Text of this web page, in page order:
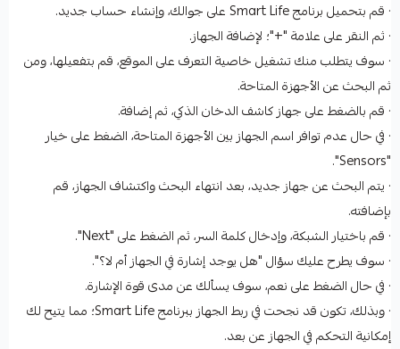
· قم بتحميل برنامج Smart Life على جوالك، وإنشاء حساب جديد.
· ثم النقر على علامة "+"؛ لإضافة الجهاز.
· سوف يتطلب منك تشغيل خاصية التعرف على الموقع، قم بتفعيلها، ومن
ثم البحث عن الأجهزة المتاحة.
· قم بالضغط على جهاز كاشف الدخان الذكي، ثم إضافة.
· في حال عدم توافر اسم الجهاز بين الأجهزة المتاحة، الضغط على خيار
"Sensors".
· يتم البحث عن جهاز جديد، بعد انتهاء البحث واكتشاف الجهاز، قم
بإضافته.
· قم باختيار الشبكة، وإدخال كلمة السر، ثم الضغط على "Next".
· سوف يطرح عليك سؤال "هل يوجد إشارة في الجهاز أم لا؟".
· في حال الضغط على نعم، سوف يسألك عن مدى قوة الإشارة.
· وبذلك، تكون قد نجحت في ربط الجهاز ببرنامج Smart Life؛ مما يتيح لك
إمكانية التحكم في الجهاز عن بعد.